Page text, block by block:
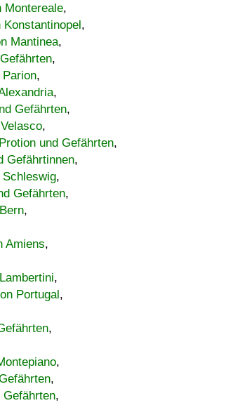
Montereale,
,
Mantinea,
,
,
,
Gefährten,
,
und Gefährten,
Gefährtinnen,
,
Gefährten,
,
Amiens,
,
Portugal,
,
,
,
,